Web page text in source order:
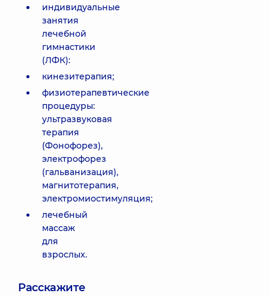
индивидуальные
занятия
лечебной
гимнастики
(ЛФК):
кинезитерапия;
физиотерапевтические
процедуры:
ультразвуковая
терапия
(Фонофорез),
электрофорез
(гальванизация),
магнитотерапия,
электромиостимуляция;
лечебный
массаж
для
взрослых.
Расскажите